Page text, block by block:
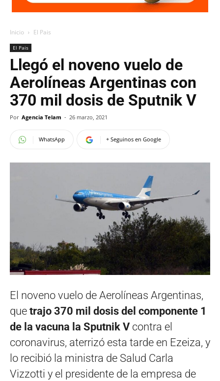
Inicio El Pais
El Pais
Llegó el noveno vuelo de
Aerolíneas Argentinas con
370 mil dosis de Sputnik V
Por Agencia Telam - 26 marzo, 2021
WhatsApp + Seguinos en Google
El noveno vuelo de Aerolíneas Argentinas,
que trajo 370 mil dosis del componente 1
de la vacuna la Sputnik Vcontra el
coronavirus, aterrizó esta tarde en Ezeiza, y
lo recibió la ministra de Salud Carla
Vizzotti y el presidente de la empresa de